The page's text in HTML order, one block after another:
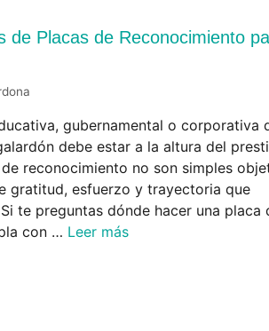
de Placas de Reconocimiento
gubernamental o corporativa
debe estar a la altura del
reconocimiento no son simples
gratitud, esfuerzo y trayectoria que
te preguntas dónde hacer una placa
con … Leer más